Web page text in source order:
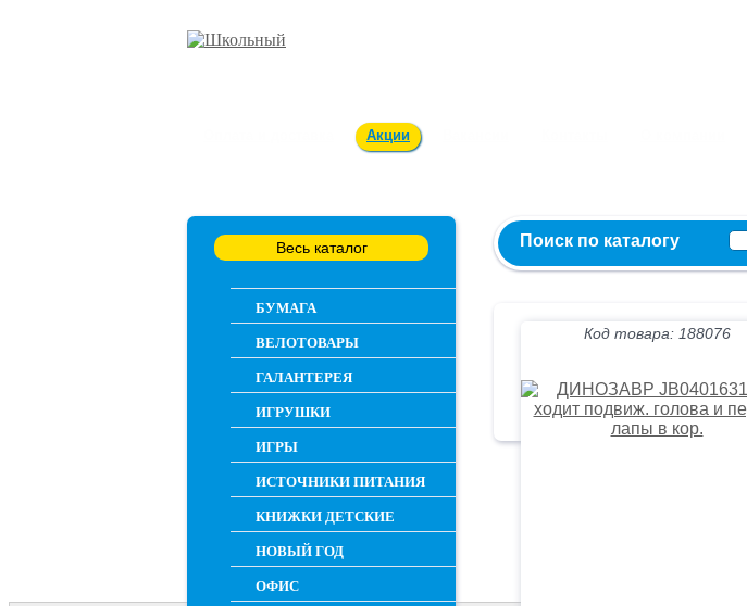
Акции
Весь каталог
БУМАГА
ВЕЛОТОВАРЫ
ГАЛАНТЕРЕЯ
ИГРУШКИ
ИГРЫ
ИСТОЧНИКИ ПИТАНИЯ
КНИЖКИ ДЕТСКИЕ
НОВЫЙ ГОД
ОФИС
Поиск по каталогу
Код товара: 188076